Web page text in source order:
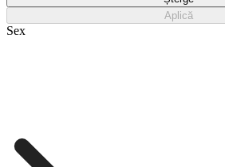
Aplică
Sex